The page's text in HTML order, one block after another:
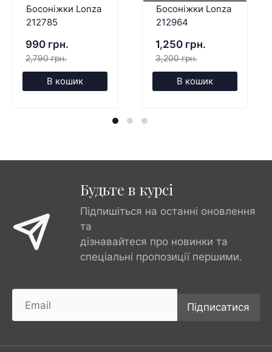
Босоніжки Lonza
212785
990 грн.
2,790 грн.
В кошик
Босоніжки Lonza
212964
1,250 грн.
3,200 грн.
В кошик
Будьте в курсі
Підпишіться на останні оновлення
та
дізнавайтеся про новинки та
спеціальні пропозиції першими.
Підписатися